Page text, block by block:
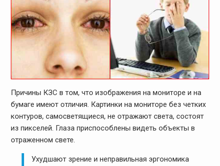
Причины КЗС в том, что изображения на мониторе и на
бумаге имеют отличия. Картинки на мониторе без четких
контуров, самосветящиеся, не отражают света, состоят
из пикселей. Глаза приспособлены видеть объекты в
отраженном свете.
Ухудшают зрение и неправильная эргономика